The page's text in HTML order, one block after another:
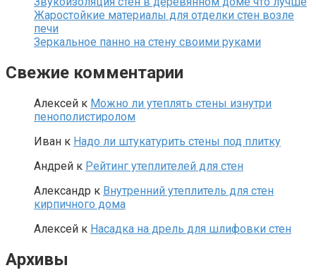
Жаростойкие материалы для отделки стен возле
печи
Зеркальное панно на стену своими руками
Свежие комментарии
Алексей к Можно ли утеплять стены изнутри
пенополистиролом
Иван к Надо ли штукатурить стены под плитку
Андрей к Рейтинг утеплителей для стен
Александр к Внутренний утеплитель для стен
кирпичного дома
Алексей к Насадка на дрель для шлифовки стен
Архивы